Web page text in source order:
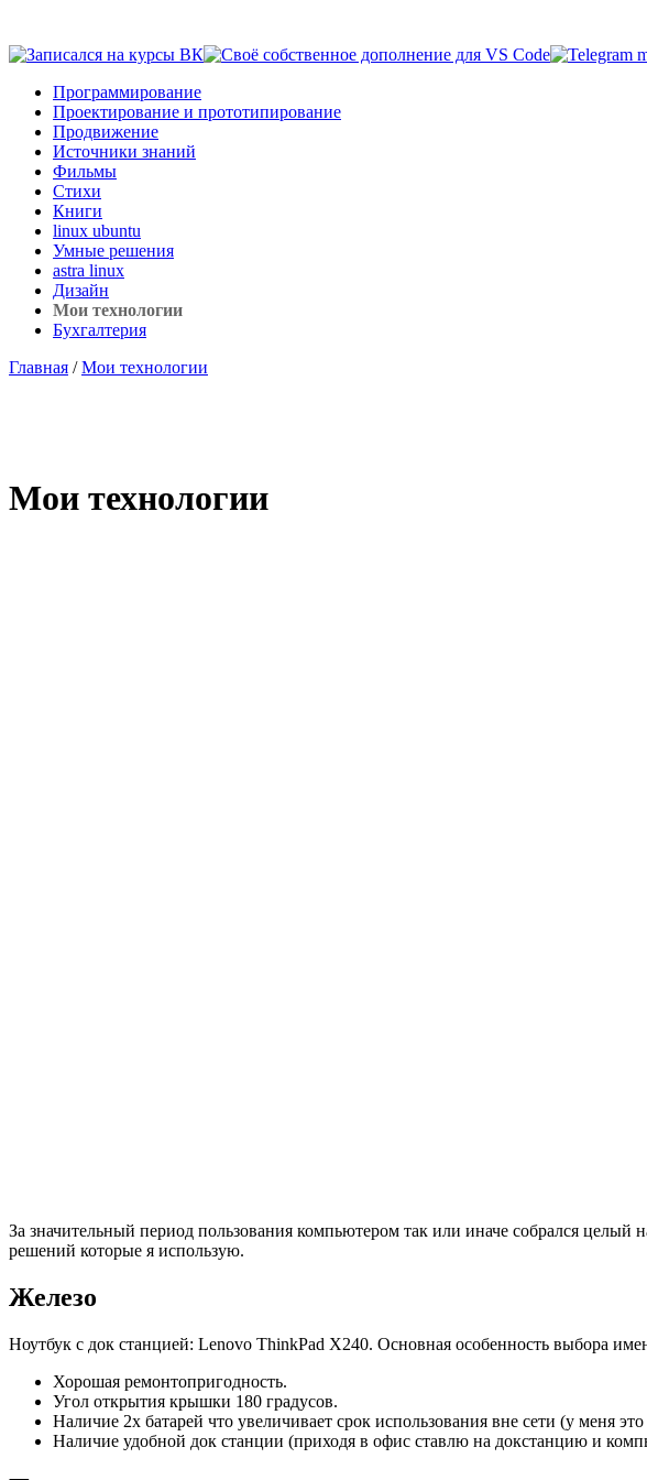
Программирование
Проектирование и прототипирование
Продвижение
Источники знаний
Фильмы
Стихи
Книги
linux ubuntu
Умные решения
astra linux
Дизайн
Мои технологии
Бухгалтерия
Главная /Мои технологии
Мои технологии
За значительный период пользования компьютером так или иначе собрался
решений которые я использую.
Железо
Ноутбук с док станцией: Lenovo ThinkPad X240. Основная особенность выбора
Хорошая ремонтопригодность.
Угол открытия крышки 180 градусов.
Наличие 2х батарей что увеличивает срок использования вне сети (у меня
Наличие удобной док станции (приходя в офис ставлю на докстанцию и